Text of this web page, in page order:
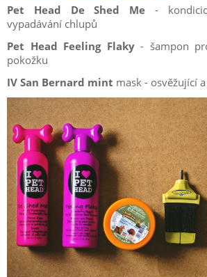
Pet Head De Shed Me -
vypadávání chlupů
Pet Head Feeling Flaky- šampon
pokožku
IV San Bernard mint mask - osvěžující